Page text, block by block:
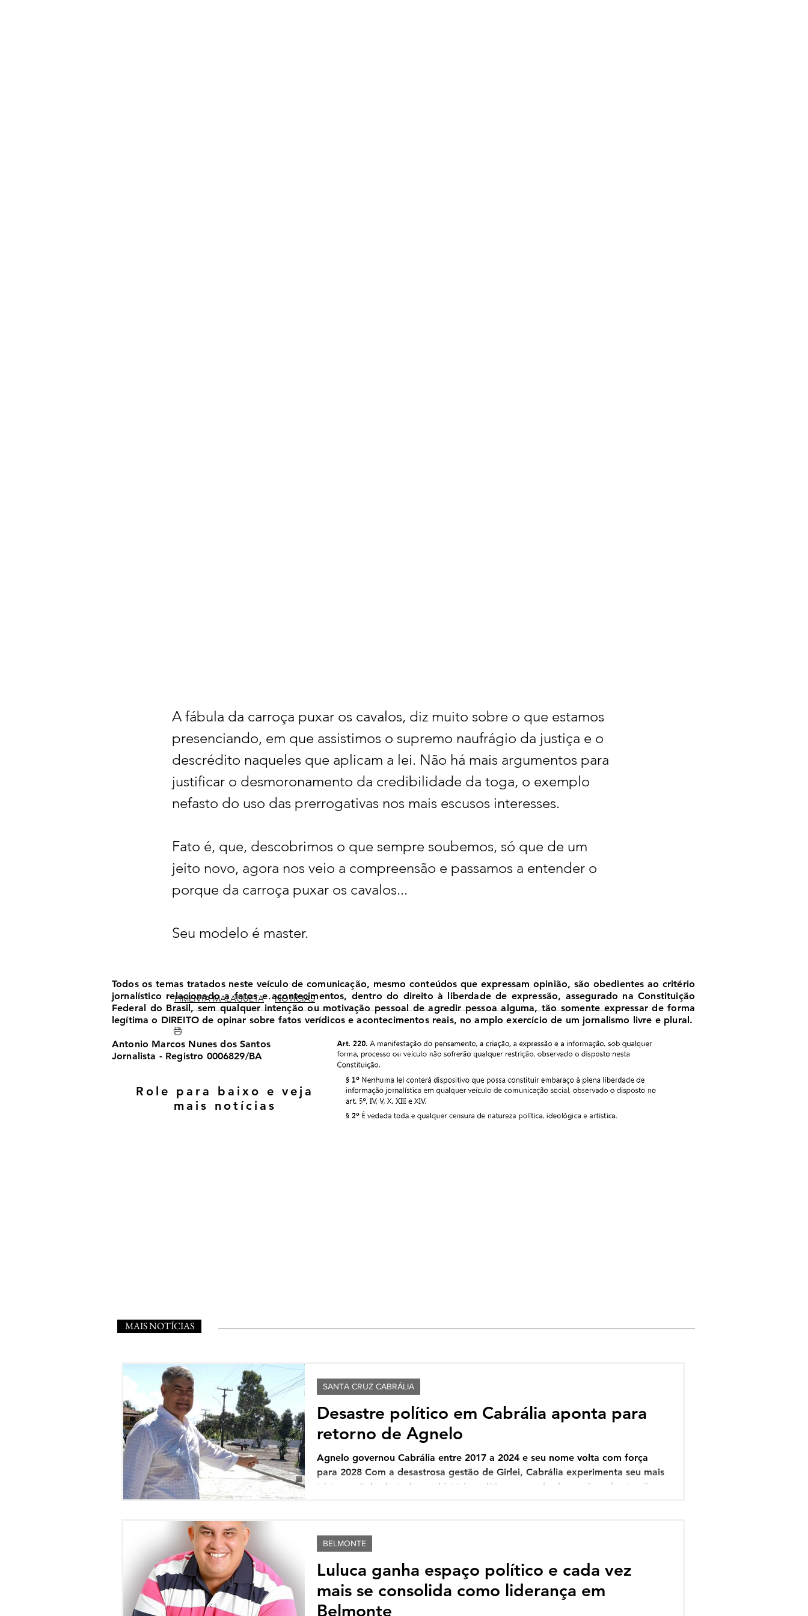
A fábula da carroça puxar os cavalos, diz muito sobre o que estamos
presenciando, em que assistimos o supremo naufrágio da justiça e o
descrédito naqueles que aplicam a lei. Não há mais argumentos para
justificar o desmoronamento da credibilidade da toga, o exemplo
nefasto do uso das prerrogativas nos mais escusos interesses.
Fato é, que, descobrimos o que sempre soubemos, só que de um
jeito novo, agora nos veio a compreensão e passamos a entender o
porque da carroça puxar os cavalos...
Seu modelo é master.
PIMENTA MALAGUETA NOTÍCIAS
Role para baixo e veja
mais notícias
Todos os temas tratados neste veículo de comunicação, mesmo conteúdos que expressam opinião, são obedientes ao critério
jornalístico relacionado a fatos e acontecimentos, dentro do direito à liberdade de expressão, assegurado na Constituição
Federal do Brasil, sem qualquer intenção ou motivação pessoal de agredir pessoa alguma, tão somente expressar de forma
legítima o DIREITO de opinar sobre fatos verídicos e acontecimentos reais, no amplo exercício de um jornalismo livre e plural.
Antonio Marcos Nunes dos Santos
Jornalista - Registro 0006829/BA
MAIS NOTÍCIAS
Desastre político em Cabrália aponta para
retorno de Agnelo
Agnelo governou Cabrália entre 2017 a 2024 e seu nome volta com força
para 2028 Com a desastrosa gestão de Girlei, Cabrália experimenta seu mais
triste capítulo de toda sua história política, gerando decepção e frustração
a refletir, sobretudo em quem e
SANTA CRUZ CABRÁLIA
Luluca ganha espaço político e cada vez
mais se consolida como liderança em
Belmonte
BELMONTE